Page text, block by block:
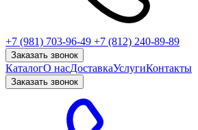
+7 (981) 703-96-49 +7 (812) 240-89-89
Заказать звонок
КаталогО насДоставкаУслугиКонтакты
Заказать звонок